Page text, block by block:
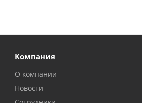
Компания
О компании
Новости